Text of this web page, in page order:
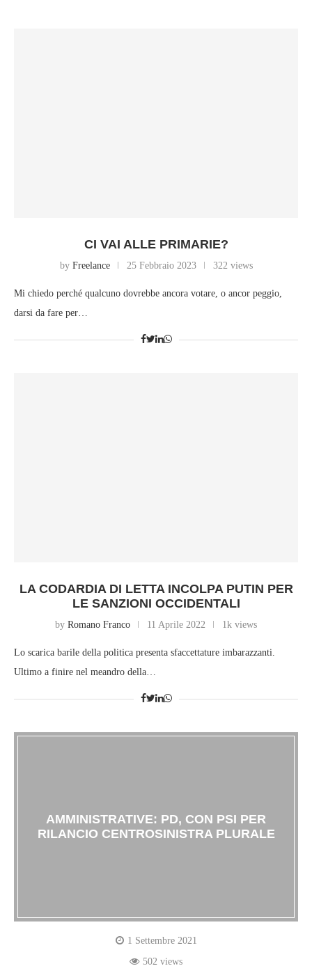
CI VAI ALLE PRIMARIE?
by Freelance 25 Febbraio 2023 322 views
Mi chiedo perché qualcuno dovrebbe ancora votare, o ancor peggio,
darsi da fare per…
LA CODARDIA DI LETTA INCOLPA PUTIN PER
LE SANZIONI OCCIDENTALI
by Romano Franco 11 Aprile 2022 1k views
Lo scarica barile della politica presenta sfaccettature imbarazzanti.
Ultimo a finire nel meandro della…
AMMINISTRATIVE: PD, CON PSI PER
RILANCIO CENTROSINISTRA PLURALE
1 Settembre 2021
502 views